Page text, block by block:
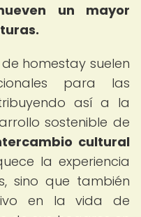
un mayor
homestay suelen
para las
así a la
sostenible de
cultural
la experiencia
sino que también
en la vida de